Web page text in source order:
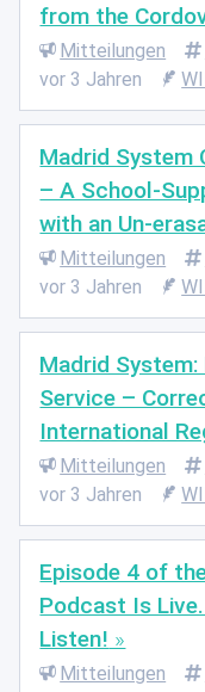
from the
Mitteilungen
vor 3 Jahren
Madrid System
– A School-
with an Un-
Mitteilungen
vor 3 Jahren
Madrid System:
Service –
International
Mitteilungen
vor 3 Jahren
Episode 4 of
Podcast Is
Listen!
Mitteilungen